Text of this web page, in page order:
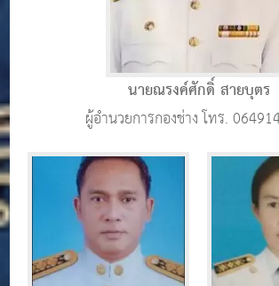
นายณรงค์ศักดิ์ สายบุตร
ผู้อำนวยการกองช่าง โทร.